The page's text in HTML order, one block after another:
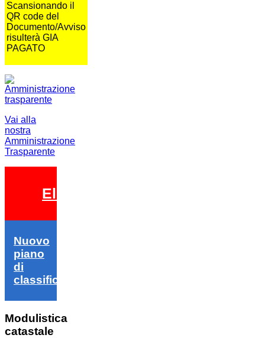
Scansionando il
QR code del
Documento/Avviso
risulterà GIA
PAGATO
Vai alla
nostra
Amministrazione
Trasparente
Elezioni 2026
Nuovo
piano
di
classifica
Modulistica
catastale